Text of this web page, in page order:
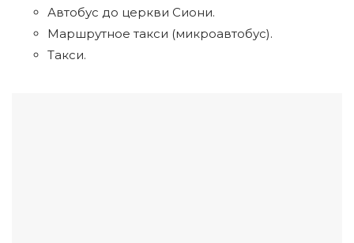
Автобус до церкви Сиони.
Маршрутное такси (микроавтобус).
Такси.